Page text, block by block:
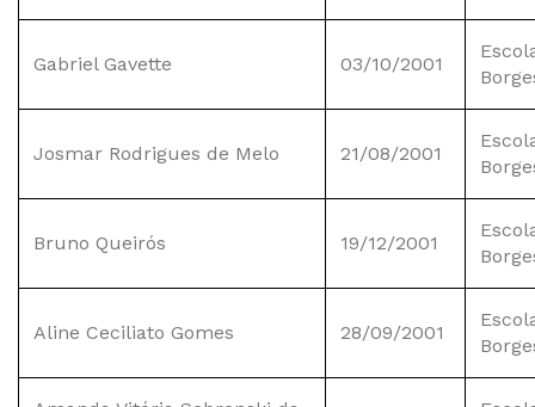
Gabriel Gavette 03/10/2001
Josmar Rodrigues de Melo 21/08/2001
Bruno Queirós 19/12/2001
Aline Ceciliato Gomes 28/09/2001